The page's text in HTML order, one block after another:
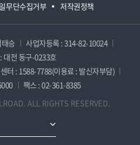
무단수집거부 저작권정책
승
사업자등록 : 314-82-10024
대전 동구-0233호
터 : 1588-7788(이용료 : 발신자부담)
팩스 : 02-361-8385
ALL RIGHTS RESERVED.